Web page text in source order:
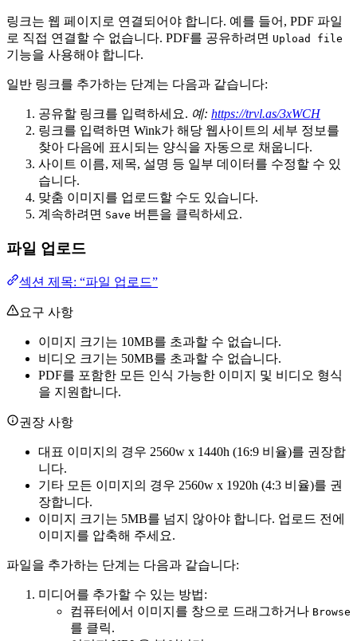
링크는 웹 페이지로 연결되어야 합니다. 예를 들어, PDF 파일
로 직접 연결할 수 없습니다. PDF를 공유하려면 Upload file
기능을 사용해야 합니다.
일반 링크를 추가하는 단계는 다음과 같습니다:
공유할 링크를 입력하세요. 예: https://trvl.as/3xWCH
링크를 입력하면 Wink가 해당 웹사이트의 세부 정보를
찾아 다음에 표시되는 양식을 자동으로 채웁니다.
사이트 이름, 제목, 설명 등 일부 데이터를 수정할 수 있
습니다.
맞춤 이미지를 업로드할 수도 있습니다.
계속하려면 Save 버튼을 클릭하세요.
파일 업로드
섹션 제목: “파일 업로드”
요구 사항
이미지 크기는 10MB를 초과할 수 없습니다.
비디오 크기는 50MB를 초과할 수 없습니다.
PDF를 포함한 모든 인식 가능한 이미지 및 비디오 형식
을 지원합니다.
권장 사항
대표 이미지의 경우 2560w x 1440h (16:9 비율)를 권장합
니다.
기타 모든 이미지의 경우 2560w x 1920h (4:3 비율)를 권
장합니다.
이미지 크기는 5MB를 넘지 않아야 합니다. 업로드 전에
이미지를 압축해 주세요.
파일을 추가하는 단계는 다음과 같습니다:
미디어를 추가할 수 있는 방법:
컴퓨터에서 이미지를 창으로 드래그하거나 Browse
를 클릭.